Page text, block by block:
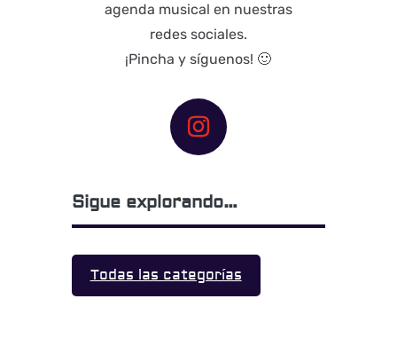
agenda musical en nuestras
redes sociales.
¡Pincha y síguenos! 🙂
Sigue explorando…
Todas las categorías